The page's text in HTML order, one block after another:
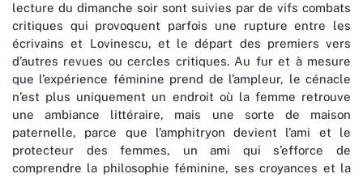
lecture du dimanche soir sont suivies par de vifs combats
critiques qui provoquent parfois une rupture entre les
écrivains et Lovinescu, et le départ des premiers vers
d’autres revues ou cercles critiques. Au fur et à mesure
que l’expérience féminine prend de l’ampleur, le cénacle
n’est plus uniquement un endroit où la femme retrouve
une ambiance littéraire, mais une sorte de maison
paternelle, parce que l’amphitryon devient l’ami et le
protecteur des femmes, un ami qui s’efforce de
comprendre la philosophie féminine, ses croyances et la